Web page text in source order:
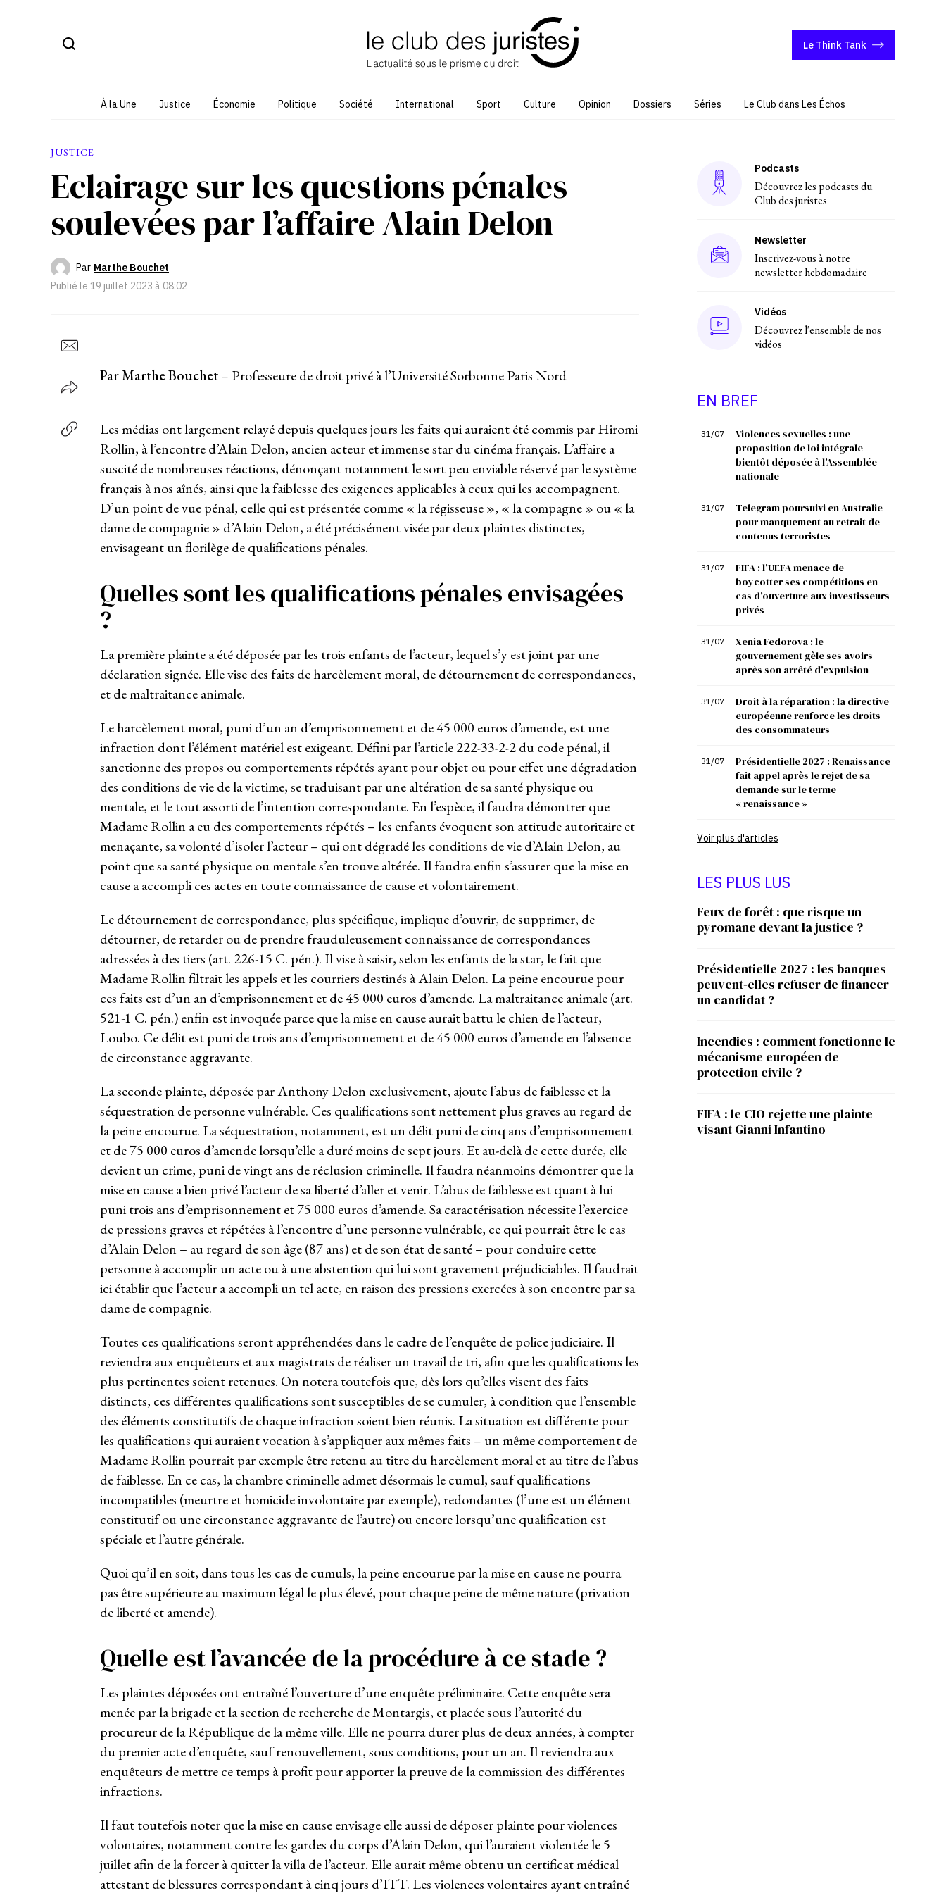
Le Think Tank
À la Une Justice Économie Politique Société International Sport Culture Opinion Dossiers Séries Le Club dans Les Échos
JUSTICE
Eclairage sur les questions pénales
soulevées par l’affaire Alain Delon
Par Marthe Bouchet
Publié le 19 juillet 2023 à 08:02
ParMarthe Bouchet– Professeure de droit privé à l’Université Sorbonne Paris Nord
Les médias ont largement relayé depuis quelques jours les faits qui auraient été commis par Hiromi
Rollin, à l’encontre d’Alain Delon, ancien acteur et immense star du cinéma français. L’affaire a
suscité de nombreuses réactions, dénonçant notamment le sort peu enviable réservé par le système
français à nos aînés, ainsi que la faiblesse des exigences applicables à ceux qui les accompagnent.
D’un point de vue pénal, celle qui est présentée comme « la régisseuse », « la compagne » ou « la
dame de compagnie » d’Alain Delon, a été précisément visée par deux plaintes distinctes,
envisageant un florilège de qualifications pénales.
Quelles sont les qualifications pénales envisagées
?
La première plainte a été déposée par les trois enfants de l’acteur, lequel s’y est joint par une
déclaration signée. Elle vise des faits de harcèlement moral, de détournement de correspondances,
et de maltraitance animale.
Le harcèlement moral, puni d’un an d’emprisonnement et de 45 000 euros d’amende, est une
infraction dont l’élément matériel est exigeant. Défini par l’article 222-33-2-2 du code pénal, il
sanctionne des propos ou comportements répétés ayant pour objet ou pour effet une dégradation
des conditions de vie de la victime, se traduisant par une altération de sa santé physique ou
mentale, et le tout assorti de l’intention correspondante. En l’espèce, il faudra démontrer que
Madame Rollin a eu des comportements répétés – les enfants évoquent son attitude autoritaire et
menaçante, sa volonté d’isoler l’acteur – qui ont dégradé les conditions de vie d’Alain Delon, au
point que sa santé physique ou mentale s’en trouve altérée. Il faudra enfin s’assurer que la mise en
cause a accompli ces actes en toute connaissance de cause et volontairement.
Le détournement de correspondance, plus spécifique, implique d’ouvrir, de supprimer, de
détourner, de retarder ou de prendre frauduleusement connaissance de correspondances
adressées à des tiers (art. 226-15 C. pén.). Il vise à saisir, selon les enfants de la star, le fait que
Madame Rollin filtrait les appels et les courriers destinés à Alain Delon. La peine encourue pour
ces faits est d’un an d’emprisonnement et de 45 000 euros d’amende. La maltraitance animale (art.
521-1 C. pén.) enfin est invoquée parce que la mise en cause aurait battu le chien de l’acteur,
Loubo. Ce délit est puni de trois ans d’emprisonnement et de 45 000 euros d’amende en l’absence
de circonstance aggravante.
La seconde plainte, déposée par Anthony Delon exclusivement, ajoute l’abus de faiblesse et la
séquestration de personne vulnérable. Ces qualifications sont nettement plus graves au regard de
la peine encourue. La séquestration, notamment, est un délit puni de cinq ans d’emprisonnement
et de 75 000 euros d’amende lorsqu’elle a duré moins de sept jours. Et au-delà de cette durée, elle
devient un crime, puni de vingt ans de réclusion criminelle. Il faudra néanmoins démontrer que la
mise en cause a bien privé l’acteur de sa liberté d’aller et venir. L’abus de faiblesse est quant à lui
puni trois ans d’emprisonnement et 75 000 euros d’amende. Sa caractérisation nécessite l’exercice
de pressions graves et répétées à l’encontre d’une personne vulnérable, ce qui pourrait être le cas
d’Alain Delon – au regard de son âge (87 ans) et de son état de santé – pour conduire cette
personne à accomplir un acte ou à une abstention qui lui sont gravement préjudiciables. Il faudrait
ici établir que l’acteur a accompli un tel acte, en raison des pressions exercées à son encontre par sa
dame de compagnie.
Toutes ces qualifications seront appréhendées dans le cadre de l’enquête de police judiciaire. Il
reviendra aux enquêteurs et aux magistrats de réaliser un travail de tri, afin que les qualifications les
plus pertinentes soient retenues. On notera toutefois que, dès lors qu’elles visent des faits
distincts, ces différentes qualifications sont susceptibles de se cumuler, à condition que l’ensemble
des éléments constitutifs de chaque infraction soient bien réunis. La situation est différente pour
les qualifications qui auraient vocation à s’appliquer aux mêmes faits – un même comportement de
Madame Rollin pourrait par exemple être retenu au titre du harcèlement moral et au titre de l’abus
de faiblesse. En ce cas, la chambre criminelle admet désormais le cumul, sauf qualifications
incompatibles (meurtre et homicide involontaire par exemple), redondantes (l’une est un élément
constitutif ou une circonstance aggravante de l’autre) ou encore lorsqu’une qualification est
spéciale et l’autre générale.
Quoi qu’il en soit, dans tous les cas de cumuls, la peine encourue par la mise en cause ne pourra
pas être supérieure au maximum légal le plus élevé, pour chaque peine de même nature (privation
de liberté et amende).
Quelle est l’avancée de la procédure à ce stade ?
Les plaintes déposées ont entraîné l’ouverture d’une enquête préliminaire. Cette enquête sera
menée par la brigade et la section de recherche de Montargis, et placée sous l’autorité du
procureur de la République de la même ville. Elle ne pourra durer plus de deux années, à compter
du premier acte d’enquête, sauf renouvellement, sous conditions, pour un an. Il reviendra aux
enquêteurs de mettre ce temps à profit pour apporter la preuve de la commission des différentes
infractions.
Il faut toutefois noter que la mise en cause envisage elle aussi de déposer plainte pour violences
volontaires, notamment contre les gardes du corps d’Alain Delon, qui l’auraient violentée le 5
juillet afin de la forcer à quitter la villa de l’acteur. Elle aurait même obtenu un certificat médical
attestant de blessures correspondant à cinq jours d’ITT. Les violences volontaires ayant entraîné
Podcasts
Découvrez les podcasts du
Club des juristes
Newsletter
Inscrivez-vous à notre
newsletter hebdomadaire
Vidéos
Découvrez l'ensemble de nos
vidéos
EN BREF
31/07
Violences sexuelles : une
proposition de loi intégrale
bientôt déposée à l’Assemblée
nationale
31/07
Telegram poursuivi en Australie
pour manquement au retrait de
contenus terroristes
31/07
FIFA : l’UEFA menace de
boycotter ses compétitions en
cas d’ouverture aux investisseurs
privés
31/07
Xenia Fedorova : le
gouvernement gèle ses avoirs
après son arrêté d’expulsion
31/07
Droit à la réparation : la directive
européenne renforce les droits
des consommateurs
31/07
Présidentielle 2027 : Renaissance
fait appel après le rejet de sa
demande sur le terme
« renaissance »
Voir plus d'articles
LES PLUS LUS
Feux de forêt : que risque un
pyromane devant la justice ?
Présidentielle 2027 : les banques
peuvent-elles refuser de financer
un candidat ?
Incendies : comment fonctionne le
mécanisme européen de
protection civile ?
FIFA : le CIO rejette une plainte
visant Gianni Infantino